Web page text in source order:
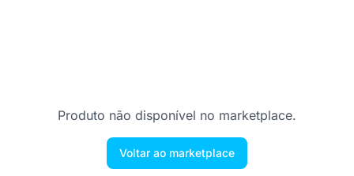
Produto não disponível no marketplace.
Voltar ao marketplace